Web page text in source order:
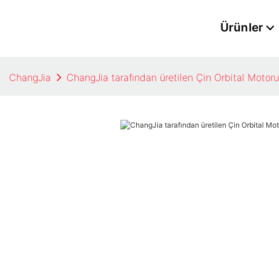
Ürünler
ChangJia ChangJia tarafından üretilen Çin Orbital Motoru